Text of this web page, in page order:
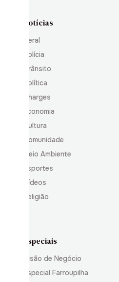
Notícias
Geral
Polícia
Trânsito
Política
Charges
Economia
Cultura
Comunidade
Meio Ambiente
Esportes
Vídeos
Religião
Especiais
Visão de Negócio
Especial Farroupilha